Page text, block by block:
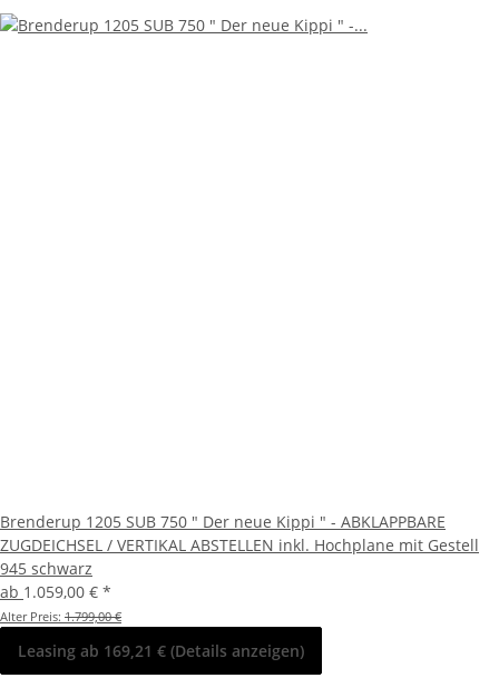
Brenderup 1205 SUB 750 " Der neue Kippi " - ABKLAPPBARE
ZUGDEICHSEL / VERTIKAL ABSTELLEN inkl. Hochplane mit Gestell
945 schwarz
ab 1.059,00 € *
Alter Preis: 1.799,00 €
Leasing ab 169,21 € (Details anzeigen)